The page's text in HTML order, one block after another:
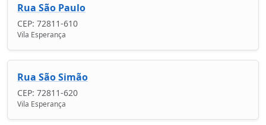
Rua São Paulo
CEP: 72811-610
Vila Esperança
Rua São Simão
CEP: 72811-620
Vila Esperança